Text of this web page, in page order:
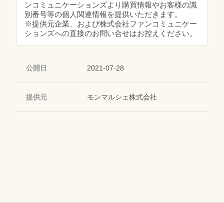
ンコミュニケーションズより購買情報やお客様の識
別番号等の個人関連情報を提供いただきます。
※提供元企業、および株式会社ファンコミュニケー
ションズへの直接のお問い合せはお控えください。
公開日 2021-07-28
提供元 モンマルシェ株式会社